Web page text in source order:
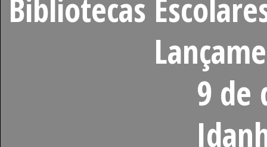
Bibliotecas
9 de